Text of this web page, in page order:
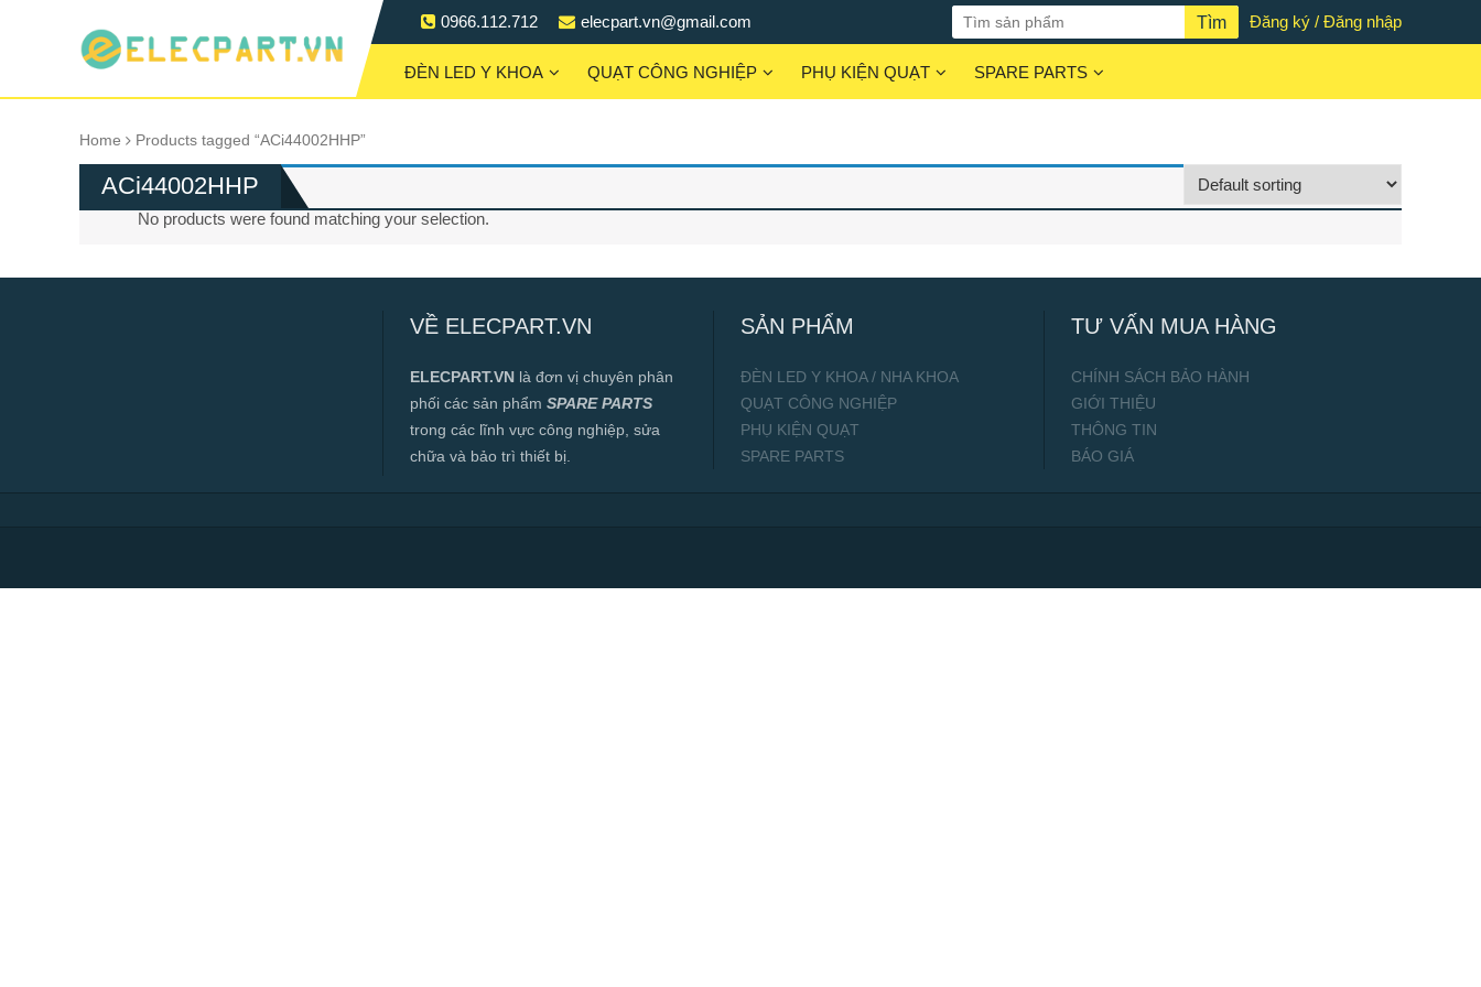
0966.112.712 elecpart.vn@gmail.com Đăng ký / Đăng nhập
ĐÈN LED Y KHOA QUẠT CÔNG NGHIỆP PHỤ KIỆN QUẠT SPARE PARTS
Home Products tagged “ACi44002HHP”
ACi44002HHP
No products were found matching your selection.
VỀ ELECPART.VN
ELECPART.VN là đơn vị chuyên phân
phối các sản phẩm SPARE PARTS
trong các lĩnh vực công nghiệp, sửa
chữa và bảo trì thiết bị.
SẢN PHẨM
ĐÈN LED Y KHOA / NHA KHOA
QUẠT CÔNG NGHIỆP
PHỤ KIỆN QUẠT
SPARE PARTS
TƯ VẤN MUA HÀNG
CHÍNH SÁCH BẢO HÀNH
GIỚI THIỆU
THÔNG TIN
BÁO GIÁ